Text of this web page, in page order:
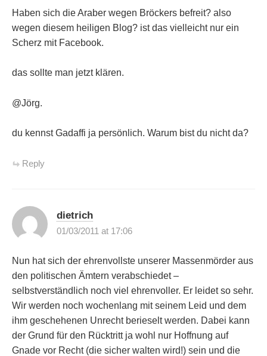
Haben sich die Araber wegen Bröckers befreit? also
wegen diesem heiligen Blog? ist das vielleicht nur ein
Scherz mit Facebook.
das sollte man jetzt klären.
@Jörg.
du kennst Gadaffi ja persönlich. Warum bist du nicht da?
Reply
dietrich
01/03/2011 at 17:06
Nun hat sich der ehrenvollste unserer Massenmörder aus
den politischen Ämtern verabschiedet –
selbstverständlich noch viel ehrenvoller. Er leidet so sehr.
Wir werden noch wochenlang mit seinem Leid und dem
ihm geschehenen Unrecht berieselt werden. Dabei kann
der Grund für den Rücktritt ja wohl nur Hoffnung auf
Gnade vor Recht (die sicher walten wird!) sein und die